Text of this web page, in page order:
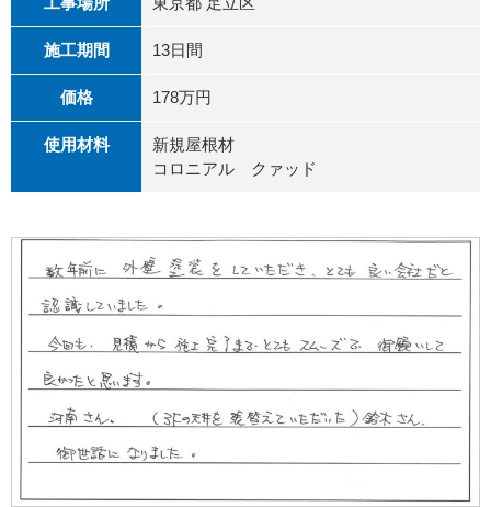
施工期間 13日間
価格 178万円
使用材料
新規屋根材
コロニアル クァッド